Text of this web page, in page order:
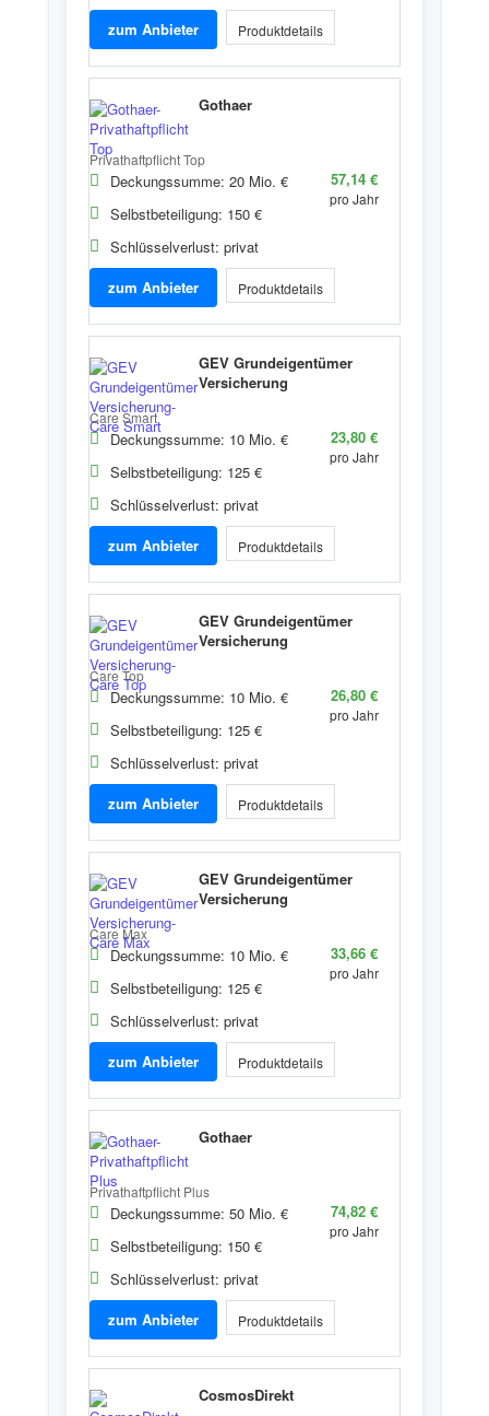
zum Anbieter Produktdetails
Gothaer
Privathaftpflicht Top
Deckungssumme: 20 Mio. €
Selbstbeteiligung: 150 €
Schlüsselverlust: privat
57,14 €
pro Jahr
zum Anbieter Produktdetails
GEV Grundeigentümer
Versicherung
Care Smart
Deckungssumme: 10 Mio. €
Selbstbeteiligung: 125 €
Schlüsselverlust: privat
23,80 €
pro Jahr
zum Anbieter Produktdetails
GEV Grundeigentümer
Versicherung
Care Top
Deckungssumme: 10 Mio. €
Selbstbeteiligung: 125 €
Schlüsselverlust: privat
26,80 €
pro Jahr
zum Anbieter Produktdetails
GEV Grundeigentümer
Versicherung
Care Max
Deckungssumme: 10 Mio. €
Selbstbeteiligung: 125 €
Schlüsselverlust: privat
33,66 €
pro Jahr
zum Anbieter Produktdetails
Gothaer
Privathaftpflicht Plus
Deckungssumme: 50 Mio. €
Selbstbeteiligung: 150 €
Schlüsselverlust: privat
74,82 €
pro Jahr
zum Anbieter Produktdetails
CosmosDirekt